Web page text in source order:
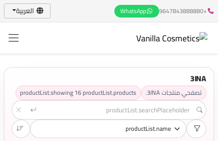
+9647843888880
WhatsApp العربية
3INA
تصفحي منتجات 3INA. productList.showing16productList.products